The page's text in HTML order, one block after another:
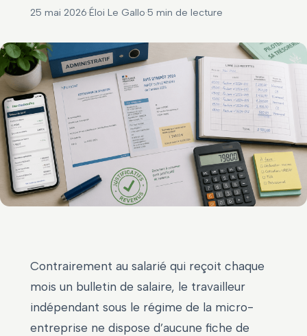
25 mai 2026·Éloi Le Gallo·5 min de lecture
Contrairement au salarié qui reçoit chaque
mois un bulletin de salaire, le travailleur
indépendant sous le régime de la micro-
entreprise ne dispose d’aucune fiche de